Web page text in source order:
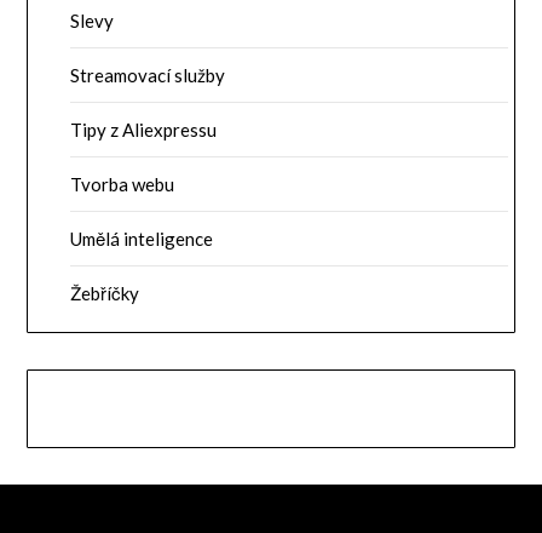
Slevy
Streamovací služby
Tipy z Aliexpressu
Tvorba webu
Umělá inteligence
Žebříčky